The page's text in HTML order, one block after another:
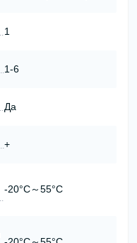
1
1-6
Да
+
-20°C～55°C